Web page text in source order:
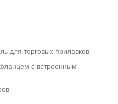
для торговых прилавков
с встроенным